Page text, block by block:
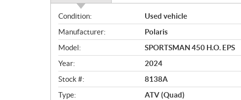
O
v
e
r
v
i
e
w
Condition:
Used vehicle
Manufacturer:
Polaris
Model:
SPORTSMAN 450 H.O. EPS
Year:
2024
Stock #:
8138A
Type:
ATV (Quad)